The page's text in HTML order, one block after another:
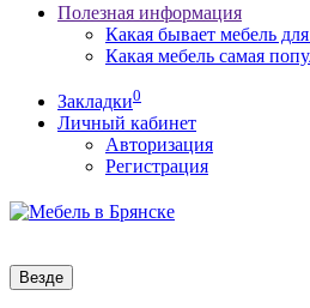
Полезная информация
Какая бывает мебель
Какая мебель самая
Закладки0
Личный кабинет
Авторизация
Регистрация
Везде